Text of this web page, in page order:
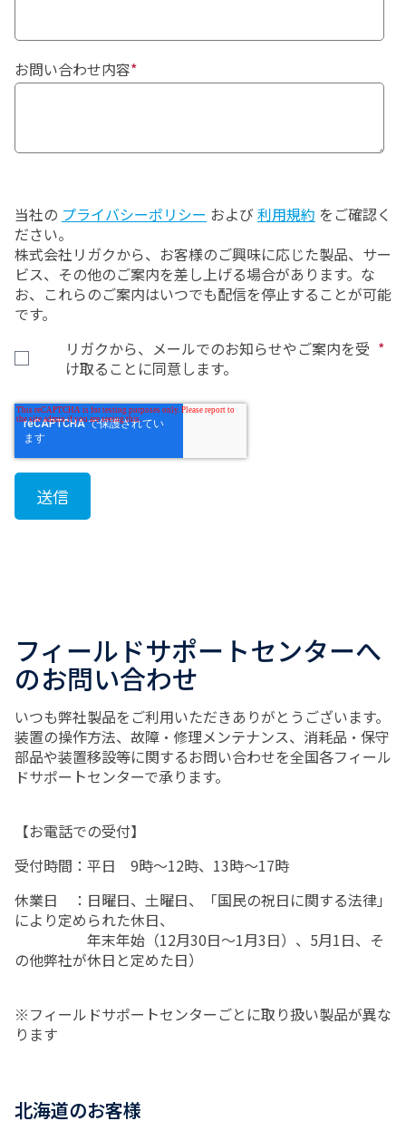
お問い合わせ内容*
当社の プライバシーポリシー および 利用規約 をご確認く
ださい。
株式会社リガクから、お客様のご興味に応じた製品、サー
ビス、その他のご案内を差し上げる場合があります。な
お、これらのご案内はいつでも配信を停止することが可能
です。
リガクから、メールでのお知らせやご案内を受
け取ることに同意します。
*
フィールドサポートセンターへ
のお問い合わせ
いつも弊社製品をご利用いただきありがとうございます。
装置の操作方法、故障・修理メンテナンス、消耗品・保守
部品や装置移設等に関するお問い合わせを全国各フィール
ドサポートセンターで承ります。
【お電話での受付】
受付時間：平日 9時～12時、13時～17時
休業日 ：日曜日、土曜日、「国民の祝日に関する法律」
により定められた休日、
年末年始（12月30日～1月3日）、5月1日、そ
の他弊社が休日と定めた日）
※フィールドサポートセンターごとに取り扱い製品が異な
ります
北海道のお客様